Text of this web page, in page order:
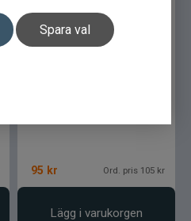
Spara val
95 kr Ord. pris 105 kr
Lägg i varukorgen